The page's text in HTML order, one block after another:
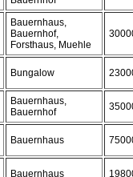
Bauernhaus,
Bauernhof,
Forsthaus, Muehle
Bungalow
Bauernhaus,
Bauernhof
Bauernhaus
Bauernhaus